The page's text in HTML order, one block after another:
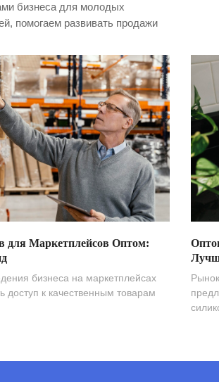
бизнеса для молодых
помогаем развивать продажи
для Маркетплейсов Оптом:
бизнеса на маркетплейсах
доступ к качественным товарам